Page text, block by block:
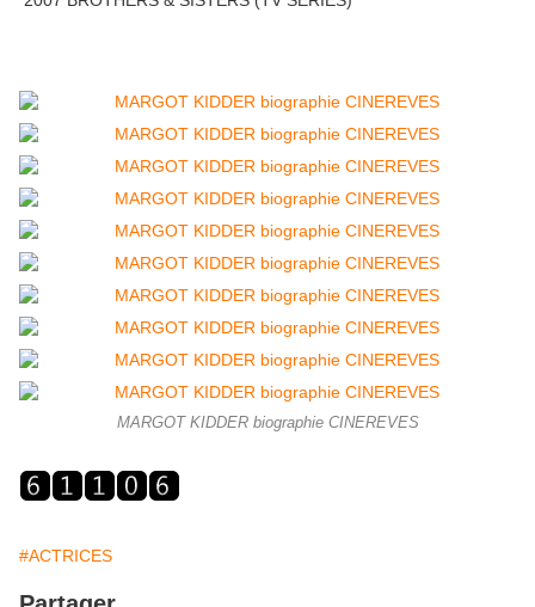
MARGOT KIDDER biographie CINEREVES
#ACTRICES